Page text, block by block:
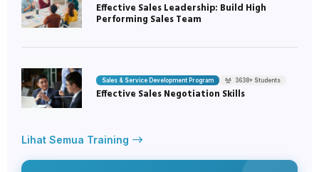
Effective Sales Leadership: Build High
Performing Sales Team
Sales & Service Development Program 3638+ Students
Effective Sales Negotiation Skills
Lihat Semua Training